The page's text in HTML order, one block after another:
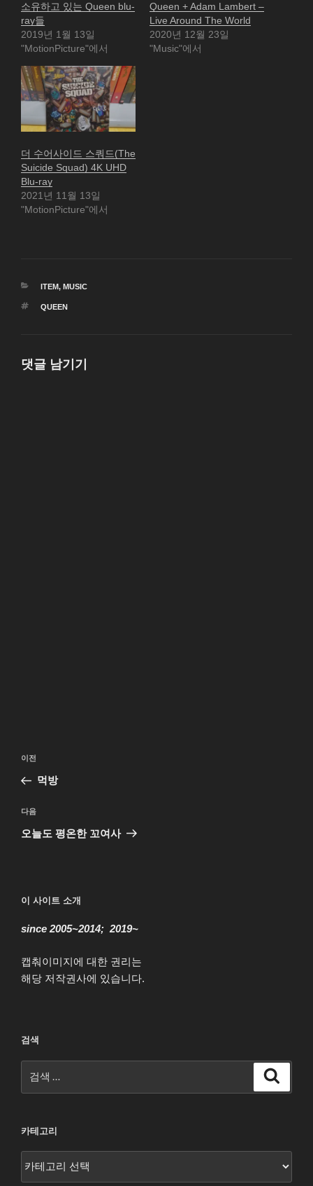
소유하고 있는 Queen blu-
ray들
2019년 1월 13일
"MotionPicture"에서
Queen + Adam Lambert –
Live Around The World
2020년 12월 23일
"Music"에서
더 수어사이드 스쿼드(The
Suicide Squad) 4K UHD
Blu-ray
2021년 11월 13일
"MotionPicture"에서
카
고
ITEM, MUSIC
태
QUEEN
댓글 남기기
색
이
전
이전
먹방
다
음
다음
오늘도 평온한 꼬여사
이 사이트 소개
since 2005~2014; 2019~
캡춰이미지에 대한 권리는
해당 저작권사에 있습니다.
검색
색:
카테고리